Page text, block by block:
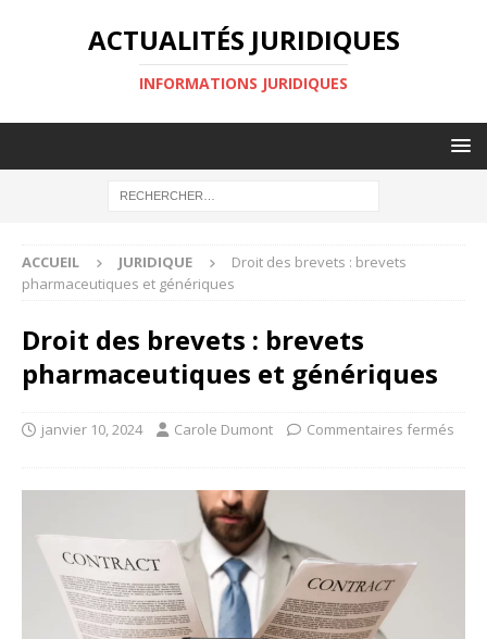
ACTUALITÉS JURIDIQUES
INFORMATIONS JURIDIQUES
ACCUEIL JURIDIQUE
Droit des brevets : brevets
pharmaceutiques et génériques
Droit des brevets : brevets
pharmaceutiques et génériques
janvier 10, 2024 Carole Dumont Commentaires fermés